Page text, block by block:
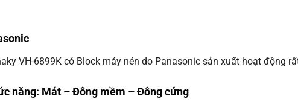
VH-6899K có Block máy nén do Panasonic sản xuất hoạt động
năng: Mát – Đông mềm – Đông cứng